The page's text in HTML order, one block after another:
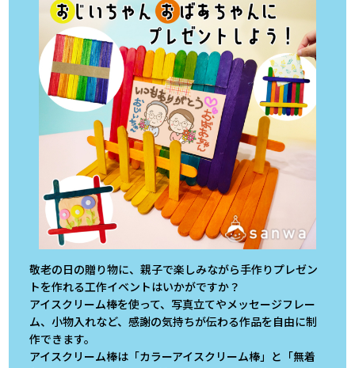
敬老の日の贈り物に、親子で楽しみながら手作りプレゼン
トを作れる工作イベントはいかがですか？
アイスクリーム棒を使って、写真立てやメッセージフレー
ム、小物入れなど、感謝の気持ちが伝わる作品を自由に制
作できます。
アイスクリーム棒は「カラーアイスクリーム棒」と「無着